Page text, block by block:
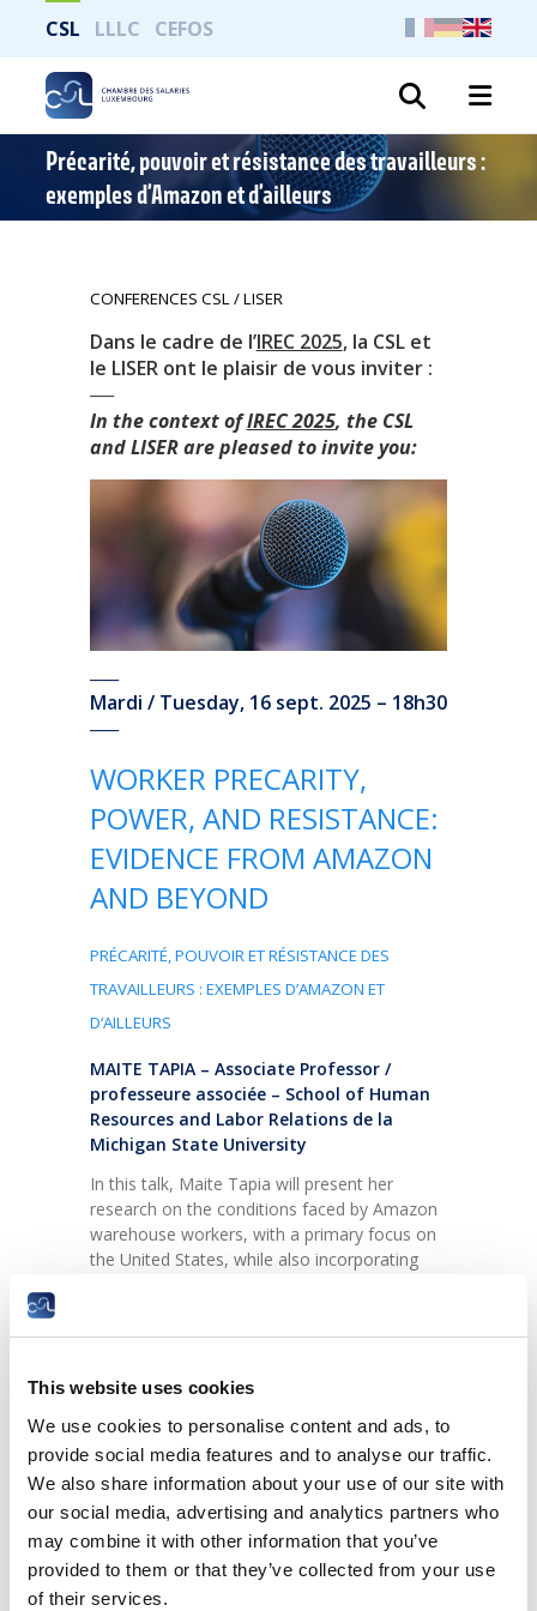
This website uses cookies
We use cookies to personalise content and ads, to
provide social media features and to analyse our traffic.
We also share information about your use of our site with
our social media, advertising and analytics partners who
may combine it with other information that you’ve
provided to them or that they’ve collected from your use
of their services.
CSL LLLC CEFOS
Précarité, pouvoir et résistance des travailleurs :
exemples d’Amazon et d’ailleurs
CONFERENCES CSL / LISER
Dans le cadre de l’IREC 2025, la CSL et
le LISER ont le plaisir de vous inviter :
In the context ofIREC 2025, the CSL
and LISER are pleased to invite you:
Mardi / Tuesday, 16 sept. 2025 – 18h30
WORKER PRECARITY,
POWER, AND RESISTANCE:
EVIDENCE FROM AMAZON
AND BEYOND
PRÉCARITÉ, POUVOIR ET RÉSISTANCE DES
TRAVAILLEURS : EXEMPLES D’AMAZON ET
D‘AILLEURS
MAITE TAPIA – Associate Professor /
professeure associée – School of Human
Resources and Labor Relations de la
Michigan State University
In this talk, Maite Tapia will present her
research on the conditions faced by Amazon
warehouse workers, with a primary focus on
the United States, while also incorporating
the broader challenges surrounding low-wage
contemporary labor market – emphasizing
increasing use of surveillance and productivity
technologies. In the final part of the talk,
Maite Tapia will reflect on developments in
the U.S. following the 2024 presidential
election and the return of the Trump
Administration, focusing in particular on the
consequences for workers, labor rights, and